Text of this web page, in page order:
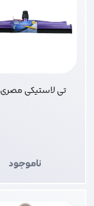
تی لاستیکی مصری 45
ناموجود